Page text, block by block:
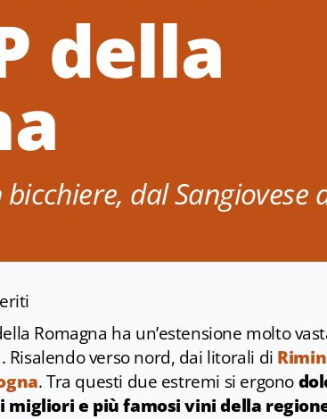
della
dal Sangiovese
Romagna ha un’estensione molto
Risalendo verso nord, dai litorali di
. Tra questi due estremi si ergono
migliori e più famosi vini della